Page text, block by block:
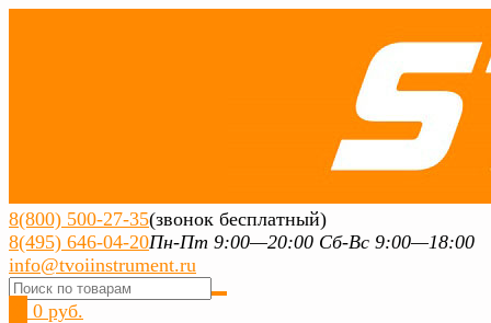
8(800) 500-27-35(звонок бесплатный)
8(495) 646-04-20Пн-Пт 9:00—20:00 Сб-Вс 9:00—18:00
info@tvoiinstrument.ru
0 руб.